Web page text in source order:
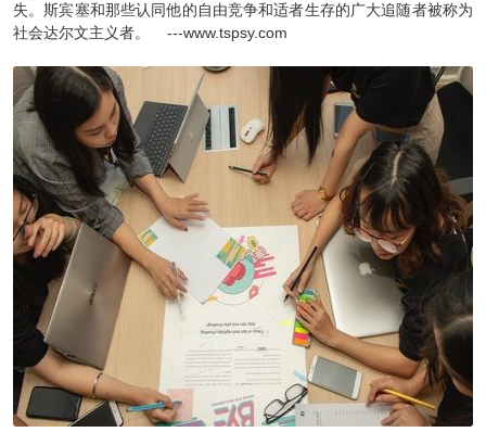
失。斯宾塞和那些认同他的自由竞争和适者生存的广大追随者被称为
社会达尔文主义者。 ---www.tspsy.com